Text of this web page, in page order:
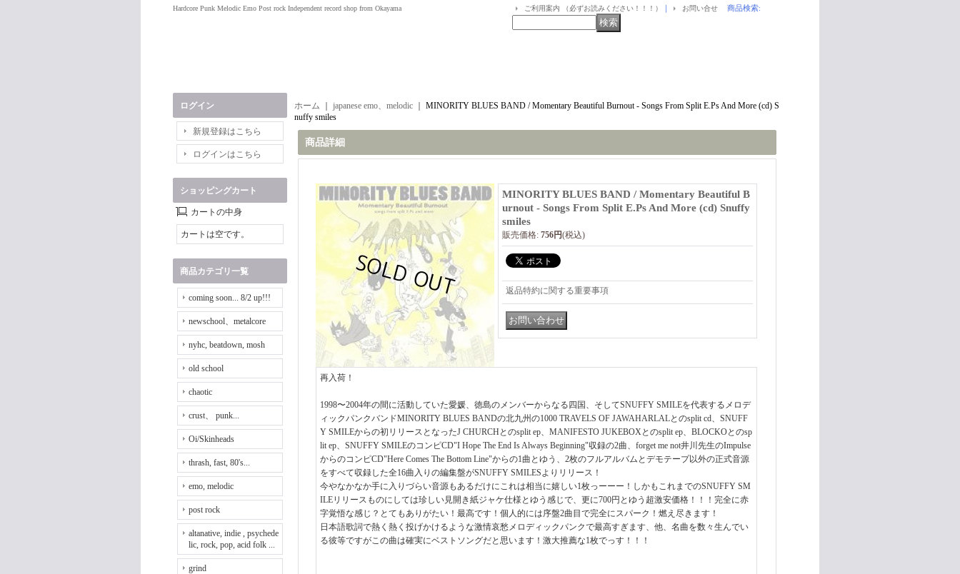
Hardcore Punk Melodic Emo Post rock Independent record shop from Okayama ご利用案内 （必ずお読みください！！！） ｜ お問い合せ 商品検索:
ログイン
新規登録はこちら
ログインはこちら
ショッピングカート
カートの中身
カートは空です。
商品カテゴリ一覧
coming soon... 8/2 up!!!
newschool、metalcore
nyhc, beatdown, mosh
old school
chaotic
crust、 punk...
Oi/Skinheads
thrash, fast, 80's...
emo, melodic
post rock
altanative, indie , psychede
lic, rock, pop, acid folk ...
grind
ホーム japanese emo、melodic
MINORITY BLUES BAND / Momentary Beautiful Burnout - Songs From Split E.Ps And More (cd) S
nuffy smiles
商品詳細
MINORITY BLUES BAND / Momentary Beautiful B
urnout - Songs From Split E.Ps And More (cd) Snuffy
smiles
販売価格: 756円(税込)
返品特約に関する重要事項
再入荷！
1998〜2004年の間に活動していた愛媛、徳島のメンバーからなる四国、そしてSNUFFY SMILEを代表するメロデ
ィックパンクバンドMINORITY BLUES BANDの北九州の1000 TRAVELS OF JAWAHARLALとのsplit cd、SNUFF
Y SMILEからの初リリースとなったJ CHURCHとのsplit ep、MANIFESTO JUKEBOXとのsplit ep、BLOCKOとのsp
lit ep、SNUFFY SMILEのコンピCD"I Hope The End Is Always Beginning"収録の2曲、forget me not井川先生のImpulse
からのコンピCD"Here Comes The Bottom Line"からの1曲とゆう、2枚のフルアルバムとデモテープ以外の正式音源
をすべて収録した全16曲入りの編集盤がSNUFFY SMILESよりリリース！
今やなかなか手に入りづらい音源もあるだけにこれは相当に嬉しい1枚っーーー！しかもこれまでのSNUFFY SM
ILEリリースものにしては珍しい見開き紙ジャケ仕様とゆう感じで、更に700円とゆう超激安価格！！！完全に赤
字覚悟な感じ？とてもありがたい！最高です！個人的には序盤2曲目で完全にスパーク！燃え尽きます！
日本語歌詞で熱く熱く投げかけるような激情哀愁メロディックパンクで最高すぎます、他、名曲を数々生んでい
る彼等ですがこの曲は確実にベストソングだと思います！激大推薦な1枚でっす！！！